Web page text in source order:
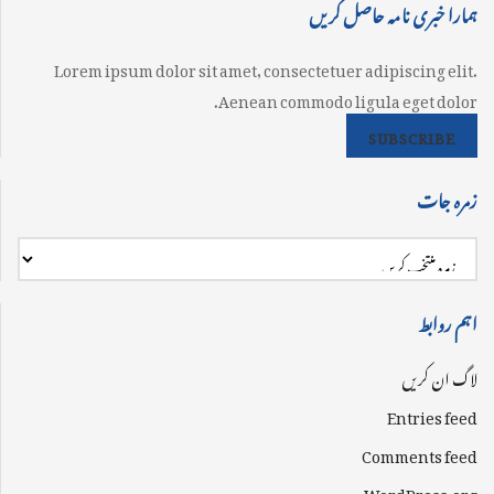
ہمارا خبری نامہ حاصل کریں
Lorem ipsum dolor sit amet, consectetuer adipiscing elit.
Aenean commodo ligula eget dolor.
SUBSCRIBE
زمرہ جات
اہم روابط
لاگ ان کریں
Entries feed
Comments feed